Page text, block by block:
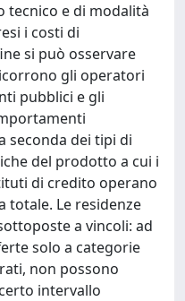
tecnico e di modalità
i costi di
si può osservare
gli operatori
pubblici e gli
seconda dei tipi di
del prodotto a cui i
di credito operano
totale. Le residenze
a vincoli: ad
solo a categorie
non possono
intervallo